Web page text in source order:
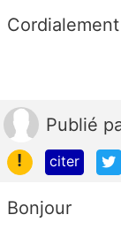
Cordialement
Publié
!
citer
Bonjour